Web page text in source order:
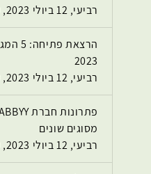
רביעי, 12 ביולי 2023, 09:30
2023
רביעי, 12 ביולי 2023, 09:40
מסוגים שונים
רביעי, 12 ביולי 2023, 10:00